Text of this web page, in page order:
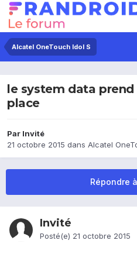
Alcatel OneTouch Idol S
le system data
place
Par Invité
21 octobre 2015 dans Alcatel
Répondre
Invité
Posté(e) 21 octobre 2015